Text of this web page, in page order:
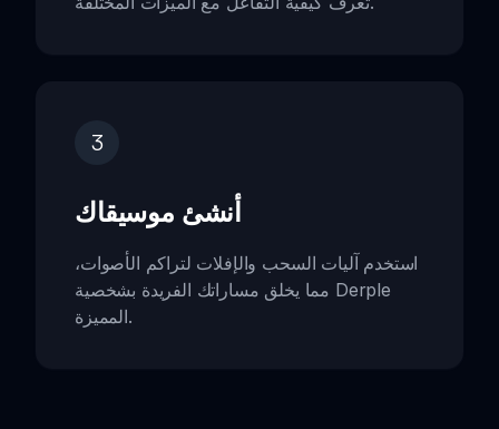
3
أنشئ موسيقاك
استخدم آليات السحب والإفلات لتراكم الأصوات،
مما يخلق مساراتك الفريدة بشخصية Derple
المميزة.